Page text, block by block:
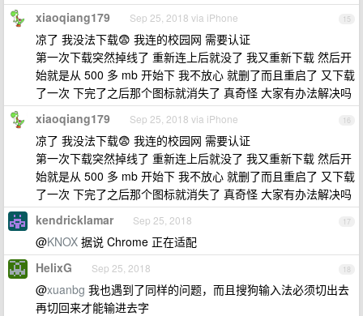
15
xiaoqiang179 Sep 25, 2018 via iPhone
凉了 我没法下载😨 我连的校园网 需要认证
第一次下载突然掉线了 重新连上后就没了 我又重新下载 然后开
始就是从 500 多 mb 开始下 我不放心 就删了而且重启了 又下载
了一次 下完了之后那个图标就消失了 真奇怪 大家有办法解决吗
16
xiaoqiang179 Sep 25, 2018 via iPhone
凉了 我没法下载😨 我连的校园网 需要认证
第一次下载突然掉线了 重新连上后就没了 我又重新下载 然后开
始就是从 500 多 mb 开始下 我不放心 就删了而且重启了 又下载
了一次 下完了之后那个图标就消失了 真奇怪 大家有办法解决吗
17
kendricklamar Sep 25, 2018
@KNOX 据说 Chrome 正在适配
18
HelixG Sep 25, 2018
@xuanbg 我也遇到了同样的问题，而且搜狗输入法必须切出去
再切回来才能输进去字